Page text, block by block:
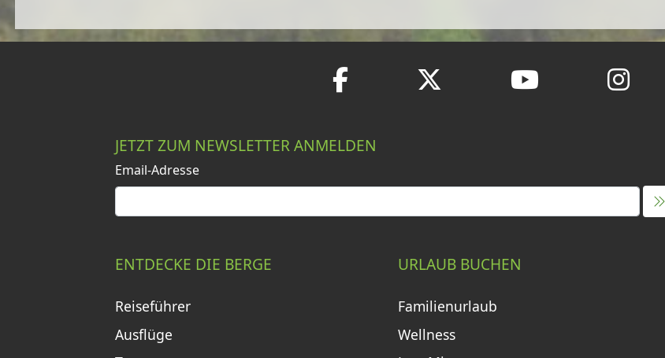
JETZT ZUM NEWSLETTER ANMELDEN
Email-Adresse
ENTDECKE DIE BERGE
Reiseführer
Ausflüge
URLAUB BUCHEN
Familienurlaub
Wellness